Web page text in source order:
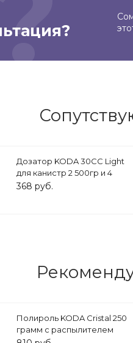
Дозатор KODA 30СС Light
для канистр 2 500гр и 4
000гр
368 руб.
Полироль KODA Cristal 250
грамм с распылителем